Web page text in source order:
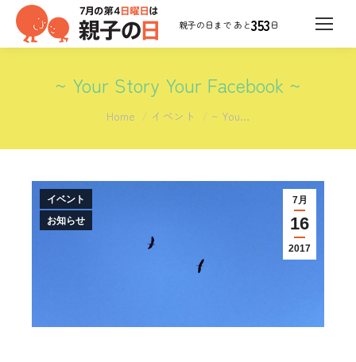
353日
~ Your Story Your Facebook ~
You are here:
Home イベント ~ You…
7月
16
2017
イベント
お知らせ